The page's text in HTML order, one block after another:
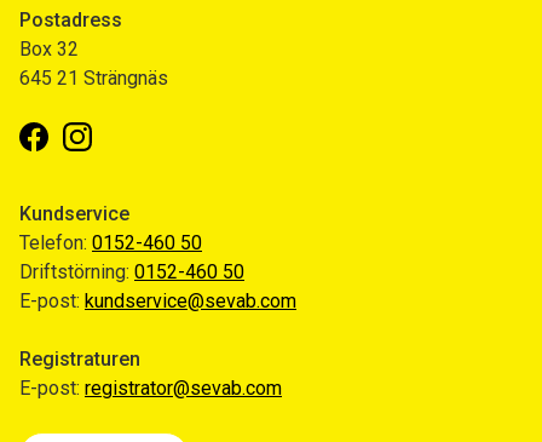
Postadress
Box 32
645 21 Strängnäs
FacebookInstagram
Kundservice
Telefon: 0152-460 50
Driftstörning: 0152-460 50
E-post: kundservice@sevab.com
Registraturen
E-post: registrator@sevab.com